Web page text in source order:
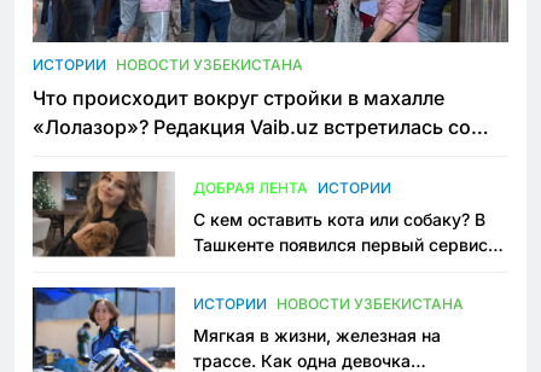
ИСТОРИИ НОВОСТИ УЗБЕКИСТАНА
Что происходит вокруг стройки в махалле
«Лолазор»? Редакция Vaib.uz встретилась со
ДОБРАЯ ЛЕНТА ИСТОРИИ
С кем оставить кота или собаку? В
Ташкенте появился первый сервис
ИСТОРИИ НОВОСТИ УЗБЕКИСТАНА
Мягкая в жизни, железная на
трассе. Как одна девочка